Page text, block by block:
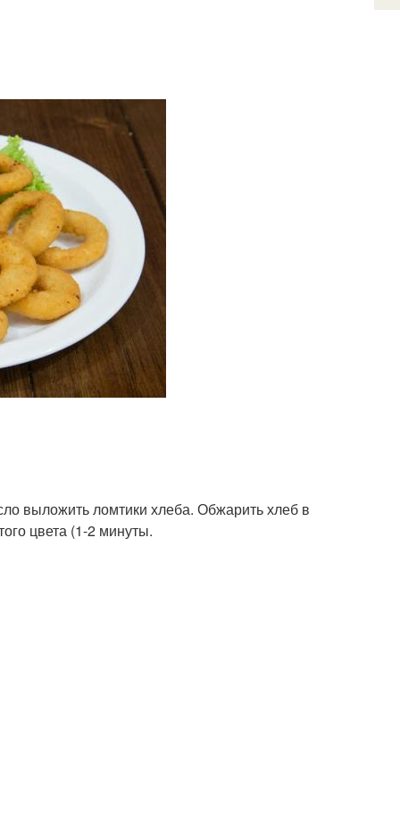
выложить ломтики хлеба. Обжарить хлеб в
цвета (1-2 минуты.